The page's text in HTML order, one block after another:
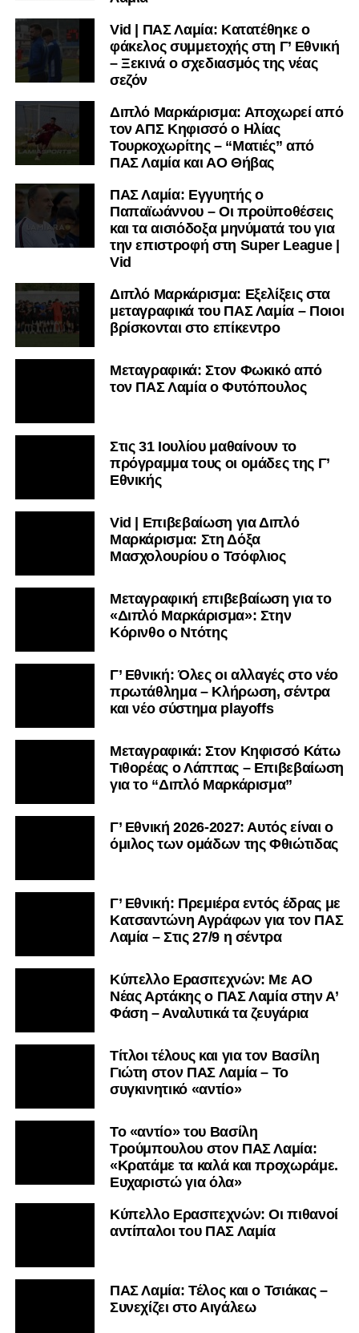
μαθαίνετε σε χρόνο dt όλα τα νέα.
Vid | ΠΑΣ Λαμία: Κατατέθηκε ο
φάκελος συμμετοχής στη Γ’ Εθνική
– Ξεκινά ο σχεδιασμός της νέας
σεζόν
Διπλό Μαρκάρισμα: Αποχωρεί από
τον ΑΠΣ Κηφισσό ο Ηλίας
Τουρκοχωρίτης – “Ματιές” από
ΠΑΣ Λαμία και ΑΟ Θήβας
ΠΑΣ Λαμία: Εγγυητής ο
Παπαϊωάννου – Οι προϋποθέσεις
και τα αισιόδοξα μηνύματά του για
την επιστροφή στη Super League |
Vid
Διπλό Μαρκάρισμα: Εξελίξεις στα
μεταγραφικά του ΠΑΣ Λαμία – Ποιοι
βρίσκονται στο επίκεντρο
Μεταγραφικά: Στον Φωκικό από
τον ΠΑΣ Λαμία ο Φυτόπουλος
Στις 31 Ιουλίου μαθαίνουν το
πρόγραμμα τους οι ομάδες της Γ’
Εθνικής
Vid | Επιβεβαίωση για Διπλό
Μαρκάρισμα: Στη Δόξα
Μασχολουρίου ο Τσόφλιος
Μεταγραφική επιβεβαίωση για το
«Διπλό Μαρκάρισμα»: Στην
Κόρινθο ο Ντότης
Γ’ Εθνική: Όλες οι αλλαγές στο νέο
πρωτάθλημα – Κλήρωση, σέντρα
και νέο σύστημα playoffs
Μεταγραφικά: Στον Κηφισσό Κάτω
Τιθορέας ο Λάππας – Επιβεβαίωση
για το “Διπλό Μαρκάρισμα”
Γ’ Εθνική 2026-2027: Αυτός είναι ο
όμιλος των ομάδων της Φθιώτιδας
Γ’ Εθνική: Πρεμιέρα εντός έδρας με
Κατσαντώνη Αγράφων για τον ΠΑΣ
Λαμία – Στις 27/9 η σέντρα
Kύπελλο Ερασιτεχνών: Με AO
Nέας Αρτάκης ο ΠΑΣ Λαμία στην Α’
Φάση – Αναλυτικά τα ζευγάρια
Τίτλοι τέλους και για τον Βασίλη
Γιώτη στον ΠΑΣ Λαμία – Το
συγκινητικό «αντίο»
Το «αντίο» του Βασίλη
Τρούμπουλου στον ΠΑΣ Λαμία:
«Κρατάμε τα καλά και προχωράμε.
Ευχαριστώ για όλα»
Κύπελλο Ερασιτεχνών: Οι πιθανοί
αντίπαλοι του ΠΑΣ Λαμία
ΠΑΣ Λαμία: Τέλος και ο Τσιάκας –
Συνεχίζει στο Αιγάλεω